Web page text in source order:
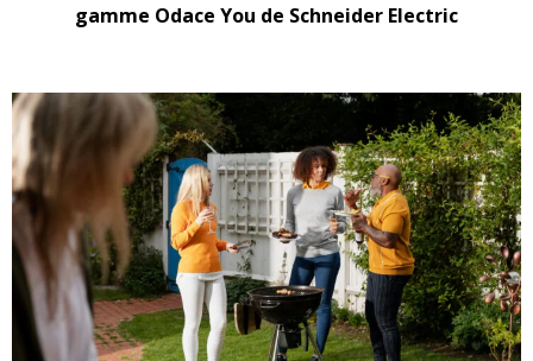
gamme Odace You de Schneider Electric